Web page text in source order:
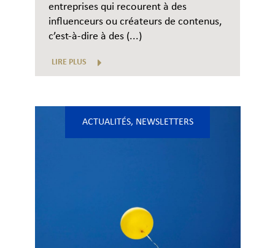
entreprises qui recourent à des
influenceurs ou créateurs de contenus,
c’est-à-dire à des (...)
LIRE PLUS
ACTUALITÉS, NEWSLETTERS